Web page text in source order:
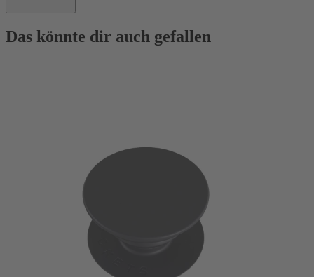
Das könnte dir auch gefallen